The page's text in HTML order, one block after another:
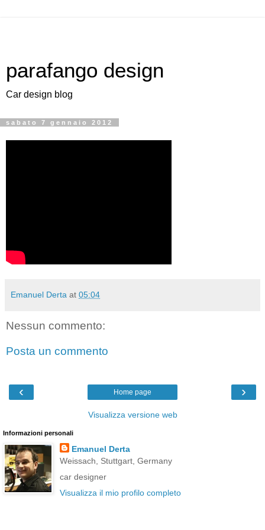
parafango design
Car design blog
sabato 7 gennaio 2012
Emanuel Derta at 05:04
Nessun commento:
Posta un commento
‹ ›
Home page
Visualizza versione web
Informazioni personali
Emanuel Derta
Weissach, Stuttgart, Germany
car designer
Visualizza il mio profilo completo